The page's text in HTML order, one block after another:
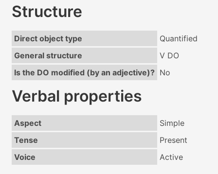
Structure
Direct object type
Quantified
General structure
V DO
Is the DO modified (by an adjective)? No
Verbal properties
Aspect
Simple
Tense
Present
Voice
Active